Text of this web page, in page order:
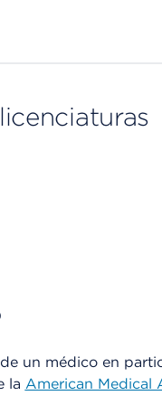
un médico en
la American Medical